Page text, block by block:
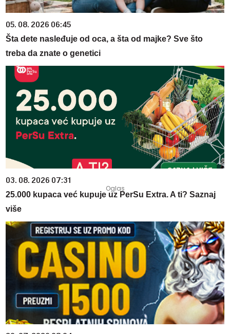
05. 08. 2026 06:45
Šta dete nasleđuje od oca, a šta od majke? Sve što
treba da znate o genetici
03. 08. 2026 07:31
25.000 kupaca već kupuje uz PerSu Extra. A ti? Saznaj
više